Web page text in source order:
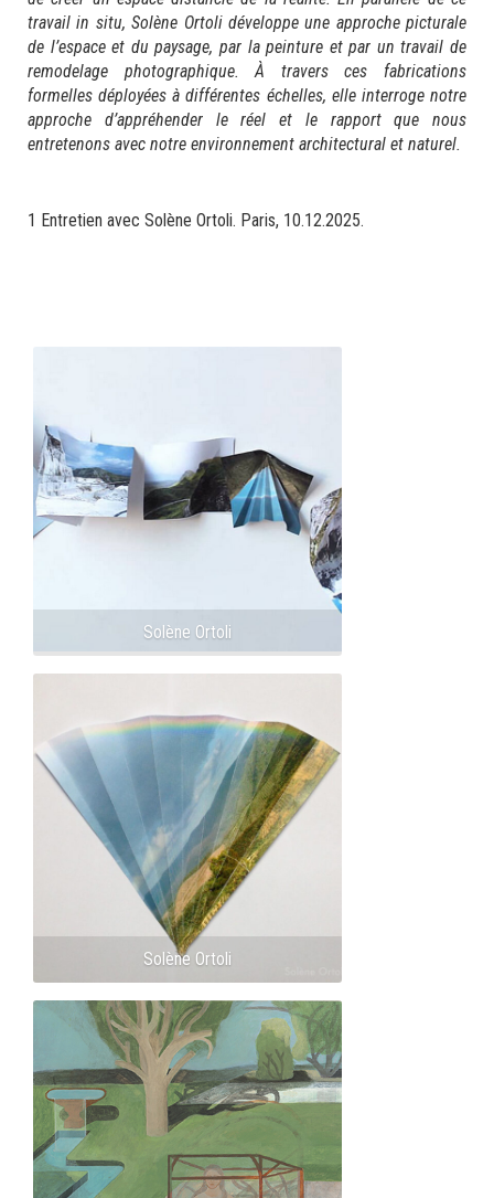
travail in situ, Solène Ortoli développe une approche picturale
de l’espace et du paysage, par la peinture et par un travail de
remodelage photographique. À travers ces fabrications
formelles déployées à différentes échelles, elle interroge notre
approche d’appréhender le réel et le rapport que nous
entretenons avec notre environnement architectural et naturel.
1 Entretien avec Solène Ortoli. Paris, 10.12.2025.
Solène Ortoli
Solène Ortoli